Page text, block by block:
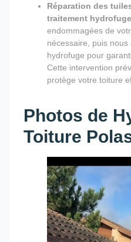
Réparation des
traitement hydrofuge
endommagées de
nécessaire, puis
hydrofuge pour
Cette intervention
protège votre toiture
Photos de
Toiture